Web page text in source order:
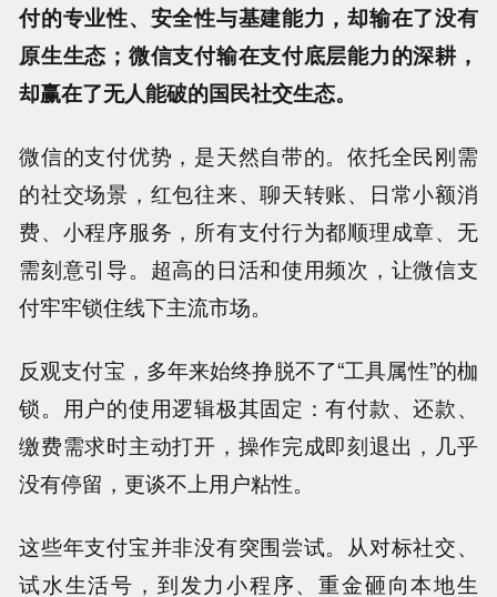
付的专业性、安全性与基建能力，却输在了没有
原生生态；微信支付输在支付底层能力的深耕，
却赢在了无人能破的国民社交生态。
微信的支付优势，是天然自带的。依托全民刚需
的社交场景，红包往来、聊天转账、日常小额消
费、小程序服务，所有支付行为都顺理成章、无
需刻意引导。超高的日活和使用频次，让微信支
付牢牢锁住线下主流市场。
反观支付宝，多年来始终挣脱不了“工具属性”的枷
锁。用户的使用逻辑极其固定：有付款、还款、
缴费需求时主动打开，操作完成即刻退出，几乎
没有停留，更谈不上用户粘性。
这些年支付宝并非没有突围尝试。从对标社交、
试水生活号，到发力小程序、重金砸向本地生